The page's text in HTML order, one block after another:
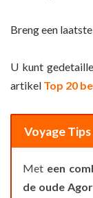
Breng een
U kunt
artikel Top 20
Voyage
Met een
de oude